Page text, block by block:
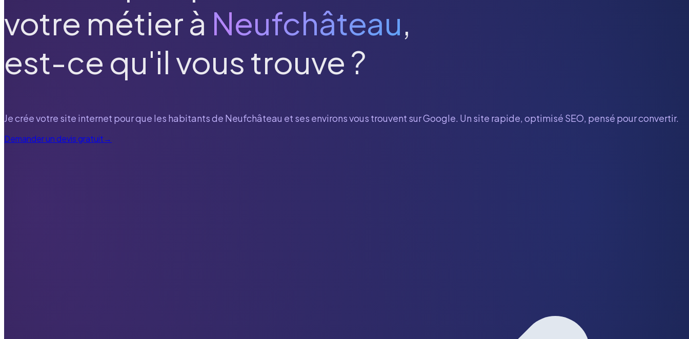
votre métier à Neufchâteau,
est-ce qu'il vous trouve ?
Je crée votre site internet pour que les habitants de Neufchâteau et ses environs vous trouvent sur Google. Un site rapide, optimisé SEO, pensé pour convertir.
Demander un devis gratuit→